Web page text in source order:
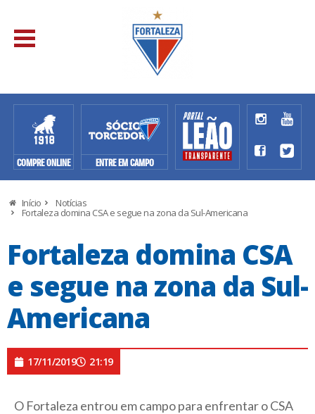
COMPRE ONLINE ENTRE EM CAMPO
Início Notícias
Fortaleza domina CSA e segue na zona da Sul-Americana
Fortaleza domina CSA
e segue na zona da Sul-
Americana
17/11/2019 21:19
O Fortaleza entrou em campo para enfrentar o CSA